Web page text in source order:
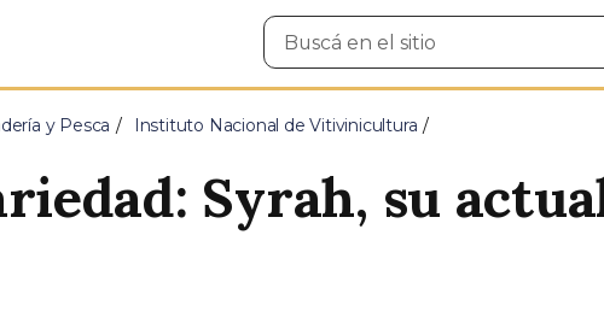
Buscar
en
y Pesca Instituto Nacional de Vitivinicultura
Syrah, su